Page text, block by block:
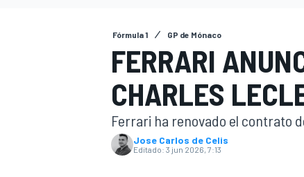
Fórmula 1 GP de Mónaco
FERRARI
CHARLES
Ferrari ha renovado el contrato
Jose Carlos de Celis
Editado: 3 jun 2026, 7:13